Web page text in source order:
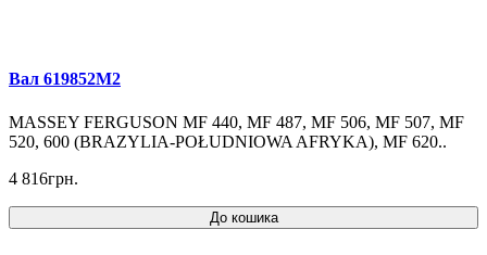
Вал 619852M2
MASSEY FERGUSON MF 440, MF 487, MF 506, MF 507, MF
520, 600 (BRAZYLIA-POŁUDNIOWA AFRYKA), MF 620..
4 816грн.
До кошика